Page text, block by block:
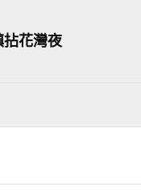
拈花灣夜